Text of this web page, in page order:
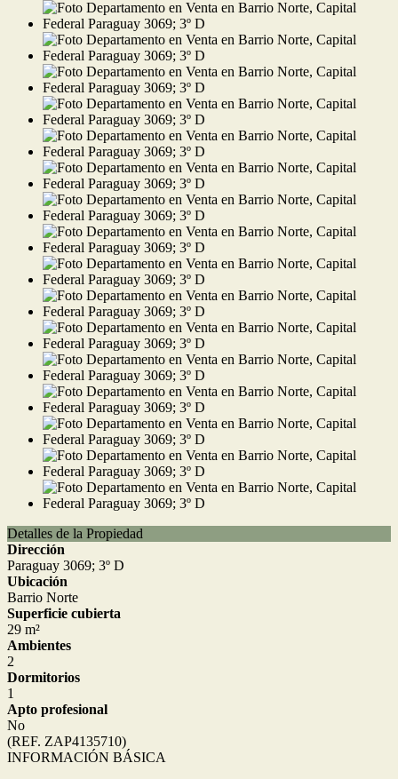
Detalles de la Propiedad
Dirección
Paraguay 3069; 3º D
Ubicación
Barrio Norte
Superficie cubierta
29 m²
Ambientes
2
Dormitorios
1
Apto profesional
No
(REF. ZAP4135710)
INFORMACIÓN BÁSICA